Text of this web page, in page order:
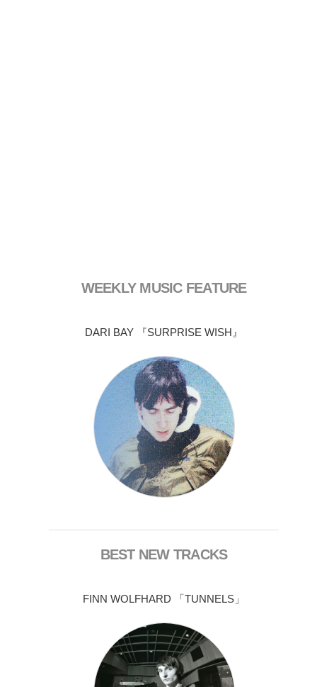
WEEKLY MUSIC FEATURE
DARI BAY 『SURPRISE WISH』
BEST NEW TRACKS
FINN WOLFHARD 「TUNNELS」